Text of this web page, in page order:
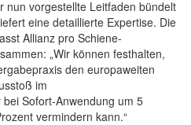
nun vorgestellte Leitfaden bündelt
eine detaillierte Expertise. Die
Allianz pro Schiene-
„Wir können festhalten,
den europaweiten
im
Sofort-Anwendung um 5
vermindern kann.“